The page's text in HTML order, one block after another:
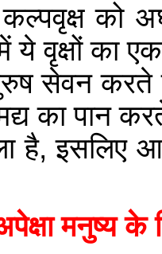
कल्पवृक्ष
वृक्षों का
सेवन करते
का पान
है, इसलिए
मनुष्य के